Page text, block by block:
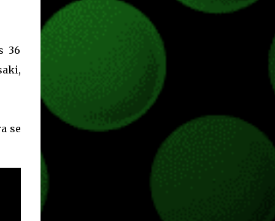
36
se
directamente a la pestaña de Game Pass.
Essential también ahora sumará el acceso a
la Nube de Xbox, el cual nos permitite jugar
una pequeña porción de los juegos de la
juegos compatibles si es que los compramos
previamente (con más títulos en camino a
ser compatibles con la función Transmite tu
Propios Juegos). Pueden leer más...